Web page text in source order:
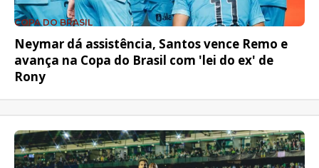
COPA DO BRASIL
Neymar dá assistência, Santos vence Remo e
avança na Copa do Brasil com 'lei do ex' de
Rony